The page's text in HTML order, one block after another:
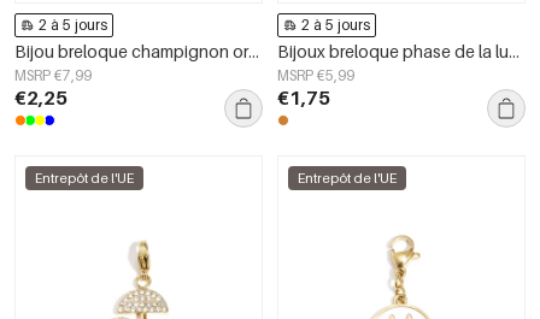
2 à 5 jours
Bijou breloque champignon orange DIY
MSRP €7,99
€2,25
2 à 5 jours
Bijoux breloque phase de la lune DIY
MSRP €5,99
€1,75
Entrepôt de l'UE Entrepôt de l'UE